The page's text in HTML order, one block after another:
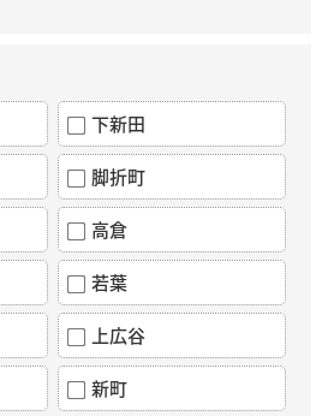
下新田
脚折町
高倉
若葉
上広谷
新町